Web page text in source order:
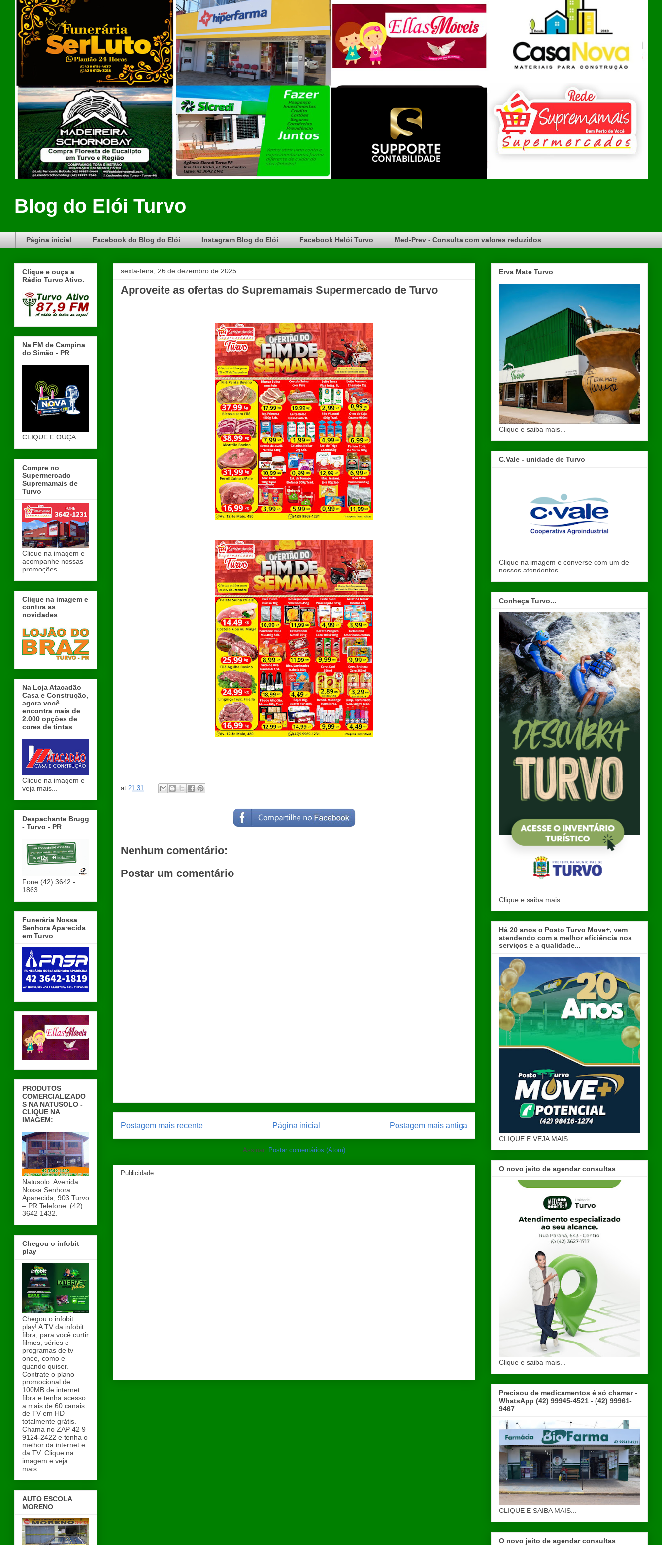
Blog do Elói Turvo
Página inicial Facebook do Blog do Elói Instagram Blog do Elói Facebook Helói Turvo Med-Prev - Consulta com valores reduzidos
sexta-feira, 26 de dezembro de 2025
Aproveite as ofertas do Supremamais Supermercado de Turvo
at 21:31
Nenhum comentário:
Postar um comentário
Postagem mais recente Postagem mais antiga
Página inicial
Assinar: Postar comentários (Atom)
Publicidade
Clique e ouça a
Rádio Turvo Ativo.
Na FM de Campina
do Simão - PR
CLIQUE E OUÇA...
Compre no
Supermercado
Supremamais de
Turvo
Clique na imagem e
acompanhe nossas
promoções...
Clique na imagem e
confira as
novidades
Na Loja Atacadão
Casa e Construção,
agora você
encontra mais de
2.000 opções de
cores de tintas
Clique na imagem e
veja mais...
Despachante Brugg
- Turvo - PR
Fone (42) 3642 -
1863
Funerária Nossa
Senhora Aparecida
em Turvo
PRODUTOS
COMERCIALIZADO
S NA NATUSOLO -
CLIQUE NA
IMAGEM:
Natusolo: Avenida
Nossa Senhora
Aparecida, 903 Turvo
– PR Telefone: (42)
3642 1432.
Chegou o infobit
play
Chegou o infobit
play! A TV da infobit
fibra, para você curtir
filmes, séries e
programas de tv
onde, como e
quando quiser.
Contrate o plano
promocional de
100MB de internet
fibra e tenha acesso
a mais de 60 canais
de TV em HD
totalmente grátis.
Chama no ZAP 42 9
9124-2422 e tenha o
melhor da internet e
da TV. Clique na
imagem e veja
mais...
AUTO ESCOLA
MORENO
Erva Mate Turvo
Clique e saiba mais...
C.Vale - unidade de Turvo
Clique na imagem e converse com um de
nossos atendentes...
Conheça Turvo...
Clique e saiba mais...
Há 20 anos o Posto Turvo Move+, vem
atendendo com a melhor eficiência nos
serviços e a qualidade...
CLIQUE E VEJA MAIS...
O novo jeito de agendar consultas
Clique e saiba mais...
Precisou de medicamentos é só chamar -
WhatsApp (42) 99945-4521 - (42) 99961-
9467
CLIQUE E SAIBA MAIS...
O novo jeito de agendar consultas